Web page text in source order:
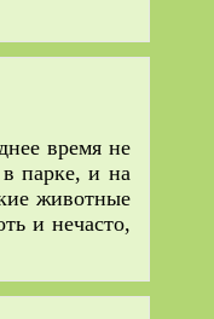
время не
парке, и на
животные
и нечасто,